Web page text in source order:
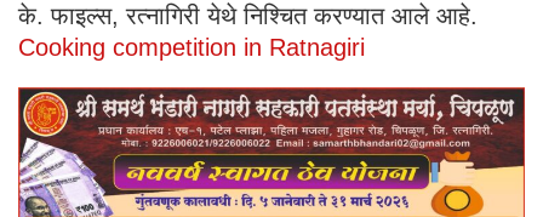
के. फाइल्स, रत्नागिरी येथे निश्चित करण्यात आले आहे.
Cooking competition in Ratnagiri